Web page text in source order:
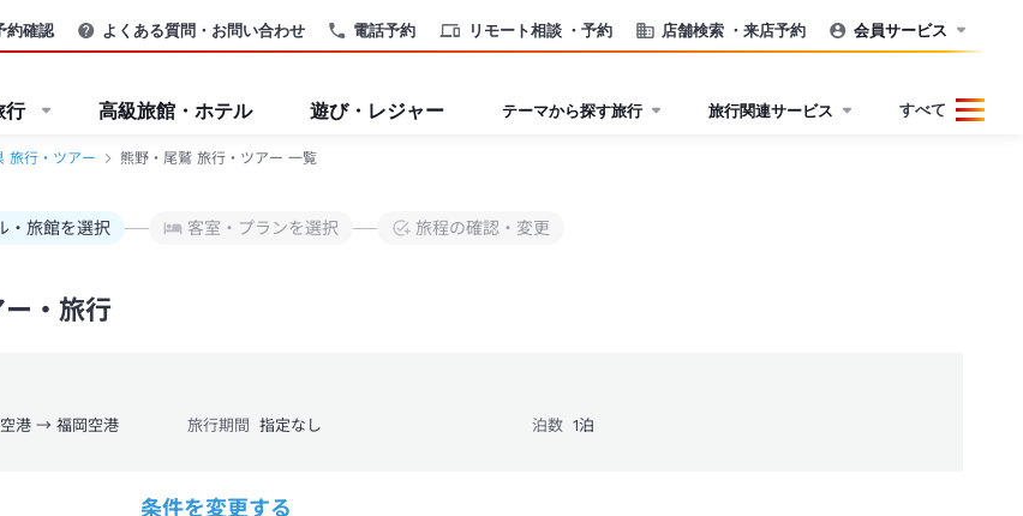
電話予約 リモート相談 ・予約 店舗検索 ・来店予約
約確認 よくある質問・お問い合わせ 会員サービス
行 高級旅館・ホテル 遊び・レジャー テーマから探す旅行 旅行関連サービス すべて
旅行・ツアー 熊野・尾鷲 旅行・ツアー 一覧
・旅館を選択 客室・プランを選択 旅程の確認・変更
・旅行
港 → 福岡空港 旅行期間 指定なし 泊数 1泊